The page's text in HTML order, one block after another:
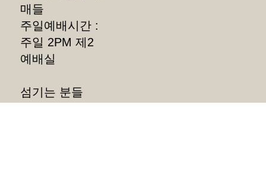
매들
주일예배시간 :
주일 2PM 제2
예배실
섬기는 분들